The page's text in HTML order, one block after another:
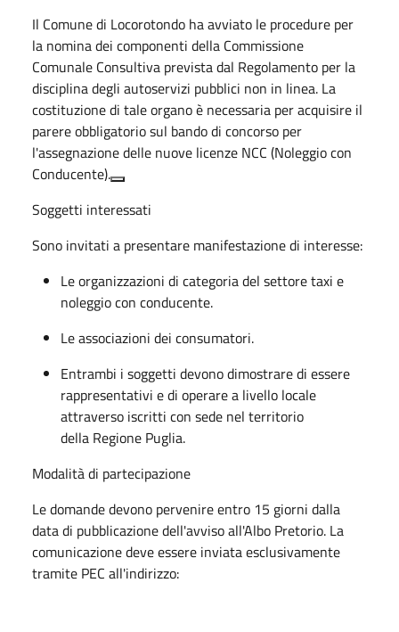
Il Comune di Locorotondo ha avviato le procedure per
la nomina dei componenti della Commissione
Comunale Consultiva prevista dal Regolamento per la
disciplina degli autoservizi pubblici non in linea. La
costituzione di tale organo è necessaria per acquisire il
parere obbligatorio sul bando di concorso per
l'assegnazione delle nuove licenze NCC (Noleggio con
Conducente).
Soggetti interessati
Sono invitati a presentare manifestazione di interesse:
Leorganizzazioni di categoriadel settore taxi e
noleggio con conducente.
Leassociazioni dei consumatori.
Entrambi i soggetti devono dimostrare di essere
rappresentativi e di operare a livello locale
attraverso iscritti con sede nel territorio
della Regione Puglia.
Modalità di partecipazione
Le domande devono pervenire entro 15 giorni dalla
data di pubblicazione dell'avviso all'Albo Pretorio. La
comunicazione deve essere inviata esclusivamente
tramite PEC all'indirizzo: